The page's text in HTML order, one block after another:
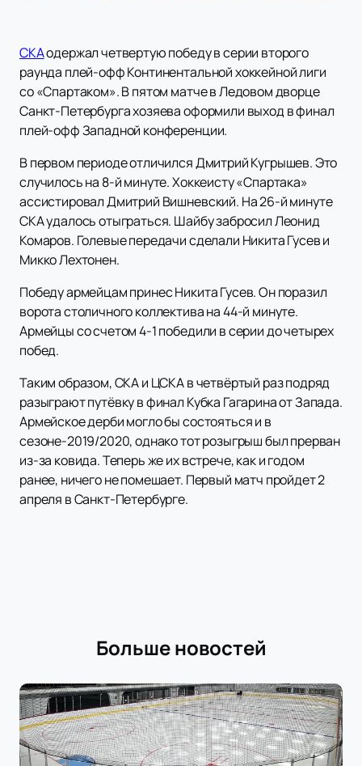
СКАодержал четвертую победу в серии второго
раунда плей-офф Континентальной хоккейной лиги
со «Спартаком». В пятом матче в Ледовом дворце
Санкт-Петербурга хозяева оформили выход в финал
плей-офф Западной конференции.
В первом периоде отличился Дмитрий Кугрышев. Это
случилось на 8-й минуте. Хоккеисту «Спартака»
ассистировал Дмитрий Вишневский. На 26-й минуте
СКА удалось отыграться. Шайбу забросил Леонид
Комаров. Голевые передачи сделали Никита Гусев и
Микко Лехтонен.
Победу армейцам принес Никита Гусев. Он поразил
ворота столичного коллектива на 44-й минуте.
Армейцы со счетом 4-1 победили в серии до четырех
побед.
Таким образом, СКА и ЦСКА в четвёртый раз подряд
разыграют путёвку в финал Кубка Гагарина от Запада.
Армейское дерби могло бы состояться и в
сезоне-2019/2020, однако тот розыгрыш был прерван
из-за ковида. Теперь же их встрече, как и годом
ранее, ничего не помешает. Первый матч пройдет 2
апреля в Санкт-Петербурге.
Больше новостей